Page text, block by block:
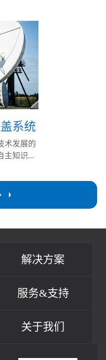
系统
术发展的
主知识...
解决方案
服务&支持
关于我们